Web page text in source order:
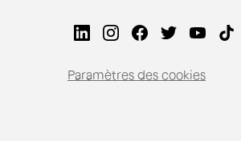
Paramètres des cookies